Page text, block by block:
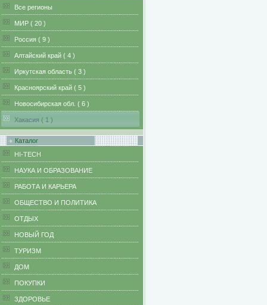
Все регионы
MИР ( 20 )
Pоссия ( 9 )
Алтайский край ( 4 )
Иркутская область ( 3 )
Красноярский край ( 5 )
Новосибирская обл. ( 6 )
Хакасия ( 1 )
Каталог
HI-TECH
НАУКА И ОБРАЗОВАНИЕ
РАБОТА И КАРЬЕРА
ОБЩЕСТВО И ПОЛИТИКА
ОТДЫХ
НОВЫЙ ГОД
ТУРИЗМ
ДОМ
ПОКУПКИ
ЗДОРОВЬЕ